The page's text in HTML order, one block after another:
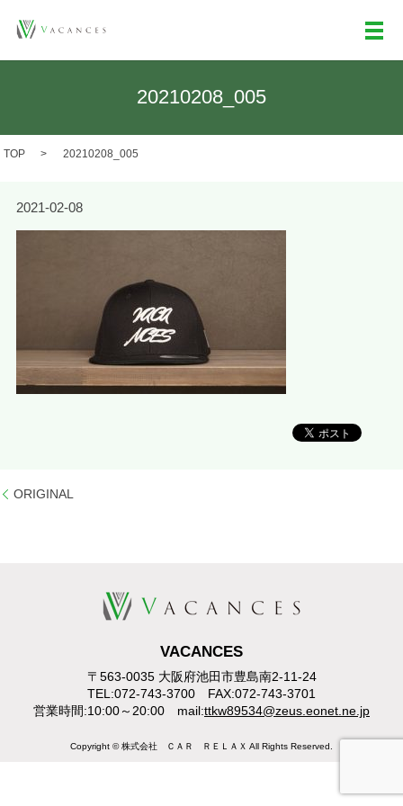
メ
20210208_005
TOP 20210208_005
2021-02-08
ORIGINAL
VACANCES
〒563-0035 大阪府池田市豊島南2-11-24
TEL:072-743-3700 FAX:072-743-3701
営業時間:10:00～20:00 mail:ttkw89534@zeus.eonet.ne.jp
Copyright © 株式会社 ＣＡＲ ＲＥＬＡＸ All Rights Reserved.